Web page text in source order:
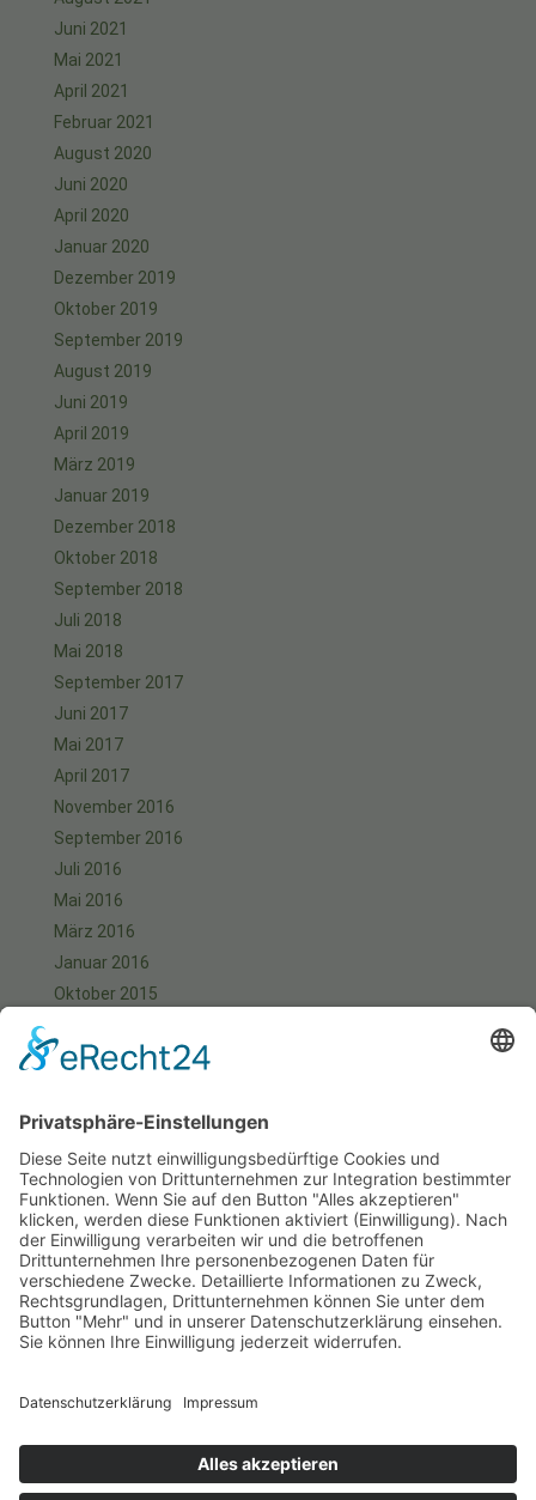
Juni 2021
Mai 2021
April 2021
Februar 2021
August 2020
Juni 2020
April 2020
Januar 2020
Dezember 2019
Oktober 2019
September 2019
August 2019
Juni 2019
April 2019
März 2019
Januar 2019
Dezember 2018
Oktober 2018
September 2018
Juli 2018
Mai 2018
September 2017
Juni 2017
Mai 2017
April 2017
November 2016
September 2016
Juli 2016
Mai 2016
März 2016
Januar 2016
Oktober 2015
August 2015
Juni 2015
Mai 2015
April 2015
März 2015
Januar 2015
Meta
Anmelden
Start Aktuell Fotos Kontakt